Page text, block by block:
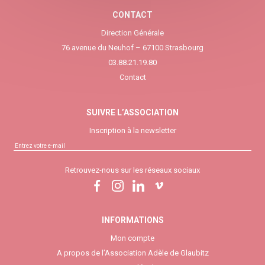
CONTACT
Direction Générale
76 avenue du Neuhof – 67100 Strasbourg
03.88.21.19.80
Contact
SUIVRE L’ASSOCIATION
Inscription à la newsletter
Retrouvez-nous sur les réseaux sociaux
INFORMATIONS
Mon compte
A propos de l’Association Adèle de Glaubitz